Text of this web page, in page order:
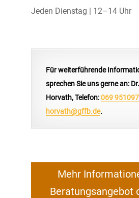
Jeden Dienstag | 12–14 Uhr
Für weiterführende
sprechen Sie uns gerne an:
Horvath, Telefon:069
horvath@gffb.de.
Mehr
Beratungsangebot